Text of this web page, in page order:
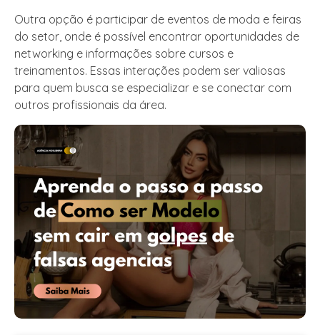
Outra opção é participar de eventos de moda e feiras
do setor, onde é possível encontrar oportunidades de
networking e informações sobre cursos e
treinamentos. Essas interações podem ser valiosas
para quem busca se especializar e se conectar com
outros profissionais da área.